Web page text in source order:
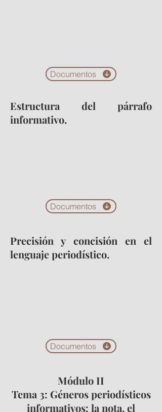
Documentos
Estructura del párrafo
informativo.
Documentos
Precisión y concisión en el
lenguaje periodístico.
Documentos
Módulo II
Tema 3: Géneros periodísticos
informativos: la nota, el